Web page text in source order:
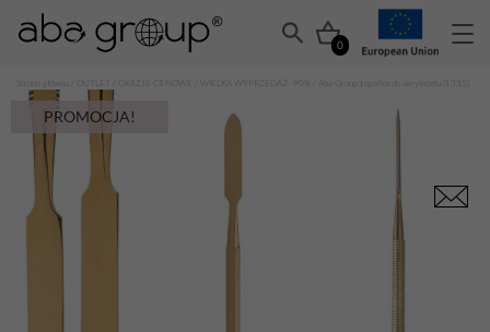
0
OKAZJE CENOWE WIELKA WYPRZEDAŻ -90% / Aba Group Łopatka do akrylożelu (1335)
PROMOCJA!